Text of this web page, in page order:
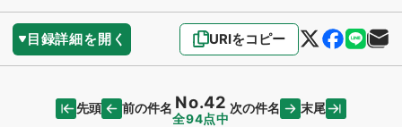
目録詳細を開く URIをコピー
先頭 前の件名 No.42
全94点中
次の件名 末尾